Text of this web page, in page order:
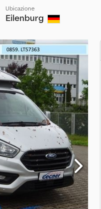
Ubicazione
Eilenburg